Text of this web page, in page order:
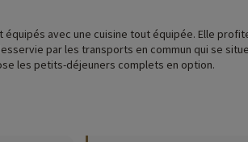
avec une cuisine tout équipée. Elle
par les transports en commun qui se
les petits-déjeuners complets en option.